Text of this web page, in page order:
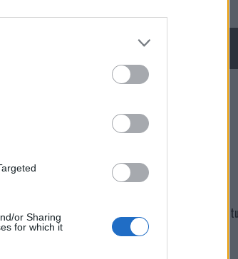
or Sharing
for which it
NECROLOGIE
Martina Agostina